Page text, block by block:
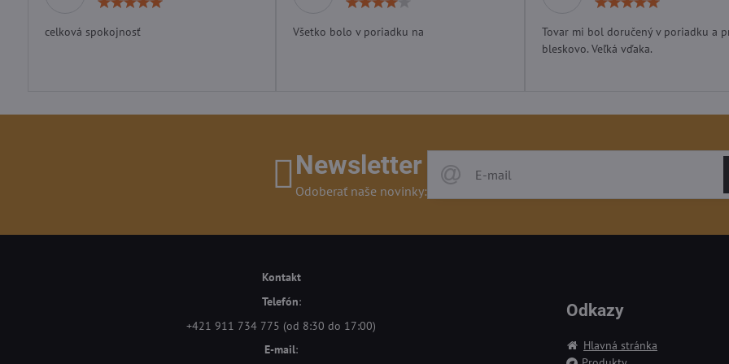
celková spokojnosť Všetko bolo v poriadku na
/
5
Tovar mi bol doručený v poriadku a
bleskovo. Veľká vďaka.
Newsletter
Odoberať naše novinky:
Kontakt
Telefón:
+421 911 734 775 (od 8:30 do 17:00)
E-mail:
Odkazy
Hlavná stránka